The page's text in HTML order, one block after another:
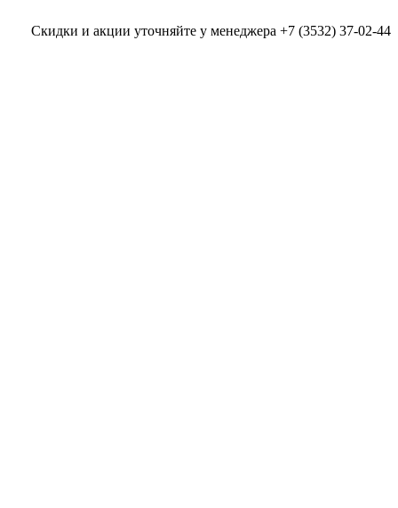
Скидки и акции уточняйте у менеджера +7 (3532) 37-02-44